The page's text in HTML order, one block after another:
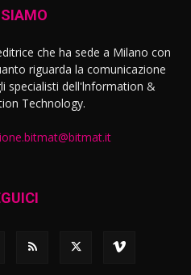
che ha sede a Milano con
riguarda la comunicazione
specialisti dell'lnformation &
Technology.